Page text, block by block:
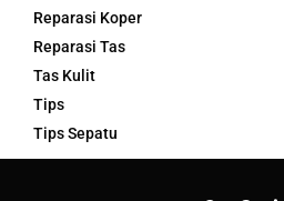
Reparasi Koper
Reparasi Tas
Tas Kulit
Tips
Tips Sepatu